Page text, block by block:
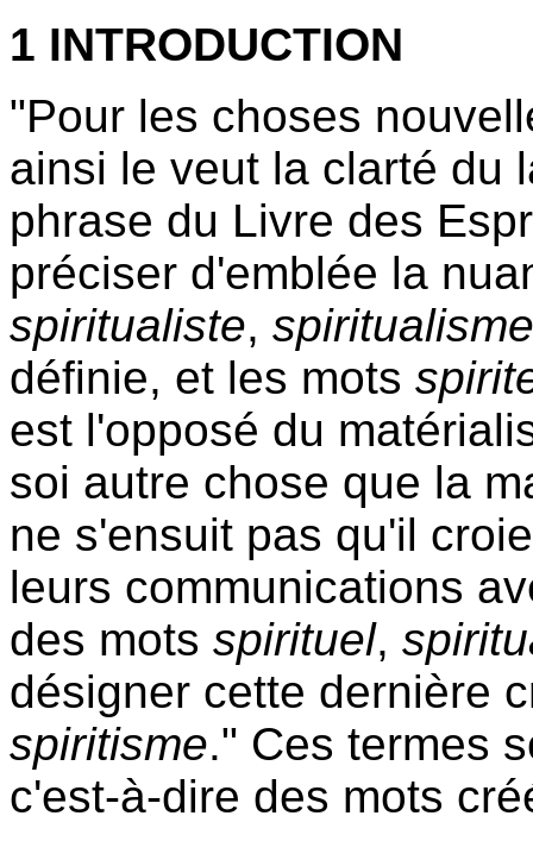
1 INTRODUCTION
"Pour les choses
ainsi le veut la clarté du
phrase du Livre des
préciser d'emblée la
spiritualiste, spiritualisme
définie, et les mots
est l'opposé du
soi autre chose que la
ne s'ensuit pas qu'il
leurs communications
des mots spirituel,
désigner cette dernière
spiritisme." Ces termes
c'est-à-dire des mots